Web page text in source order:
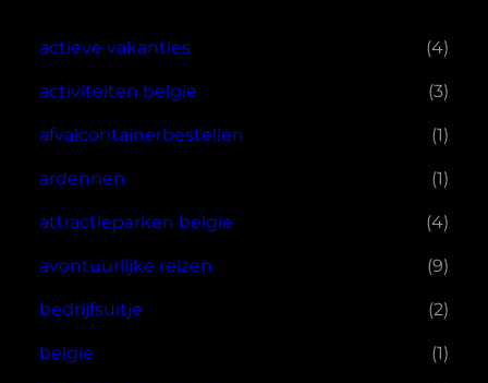
actieve vakanties (4)
activiteiten belgie (3)
afvalcontainerbestellen (1)
ardennen (1)
attractieparken belgie (4)
avontuurlijke reizen (9)
bedrijfsuitje (2)
belgie (1)